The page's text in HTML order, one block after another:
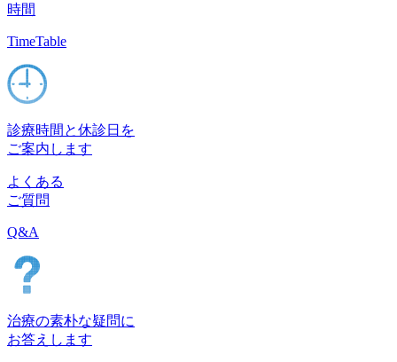
時間
TimeTable
診療時間と休診日を
ご案内します
よくある
ご質問
Q&A
治療の素朴な疑問に
お答えします